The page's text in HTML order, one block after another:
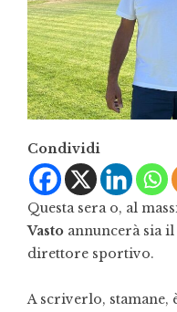
Condividi
Questa sera o, al
Vasto annuncerà sia
direttore sportivo.
A scriverlo, stamane,